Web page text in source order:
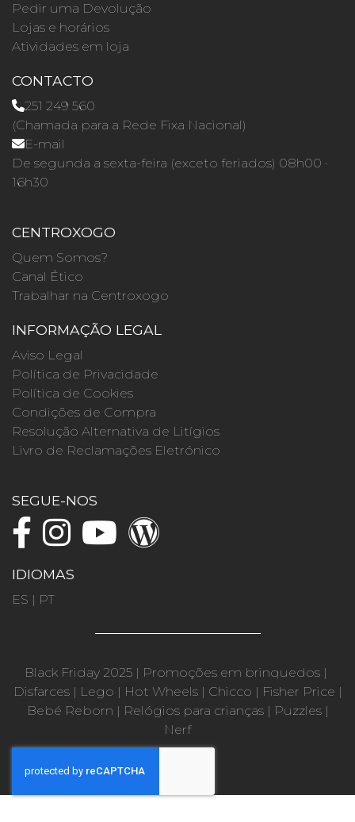
Pedir uma Devolução
Lojas e horários
Atividades em loja
CONTACTO
251 249 560
(Chamada para a Rede Fixa Nacional)
E-mail
De segunda a sexta-feira (exceto feriados) 08h00 ·
16h30
CENTROXOGO
Quem Somos?
Canal Ético
Trabalhar na Centroxogo
INFORMAÇÃO LEGAL
Aviso Legal
Política de Privacidade
Política de Cookies
Condições de Compra
Resolução Alternativa de Litígios
Livro de Reclamações Eletrónico
SEGUE-NOS
IDIOMAS
ES | PT
Black Friday 2025 | Promoções em brinquedos |
Disfarces| Lego | Hot Wheels| Chicco | Fisher Price |
Bebé Reborn | Relógios para crianças| Puzzles|
Nerf